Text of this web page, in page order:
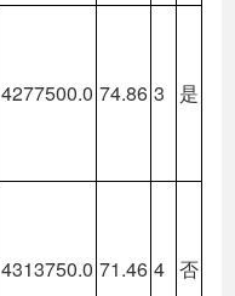
4277500.0 74.86 3 是
4313750.0 71.46 4 否